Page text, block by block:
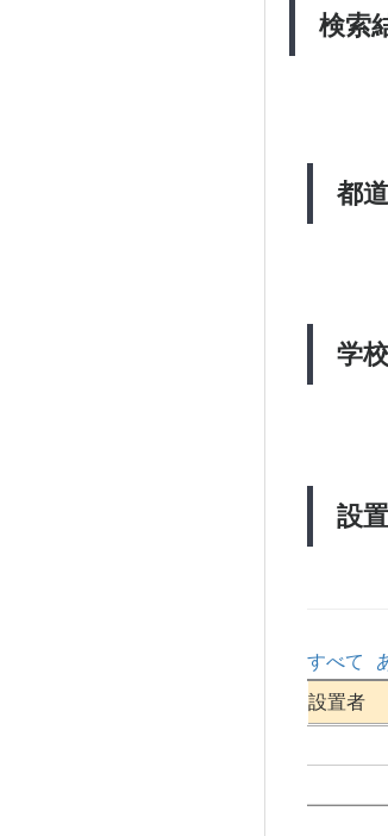
検索
都
学
設
すべて
設置者